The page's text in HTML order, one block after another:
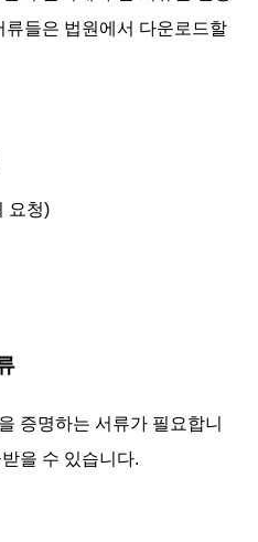
들은 법원에서 다운로드할
요청)
증명하는 서류가 필요합니
을 수 있습니다.